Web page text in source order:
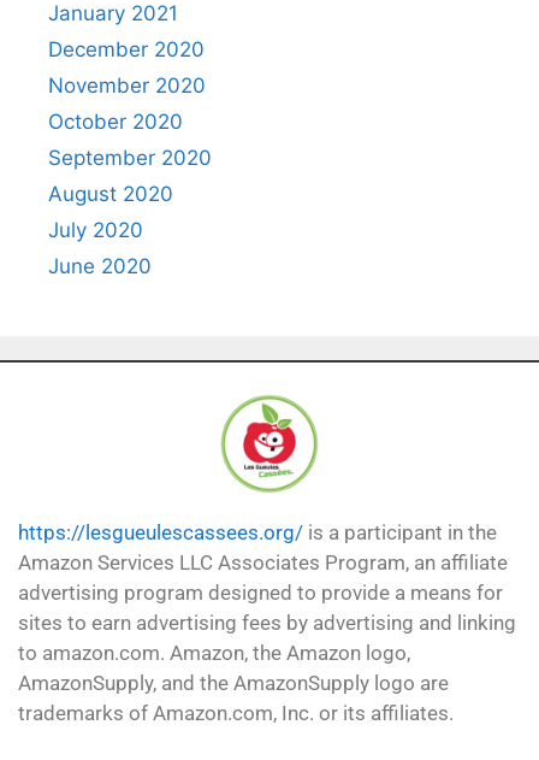
January 2021
December 2020
November 2020
October 2020
September 2020
August 2020
July 2020
June 2020
https://lesgueulescassees.org/ is a participant in the
Amazon Services LLC Associates Program, an affiliate
advertising program designed to provide a means for
sites to earn advertising fees by advertising and linking
to amazon.com. Amazon, the Amazon logo,
AmazonSupply, and the AmazonSupply logo are
trademarks of Amazon.com, Inc. or its affiliates.